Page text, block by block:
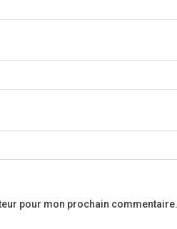
pour mon prochain commentaire.